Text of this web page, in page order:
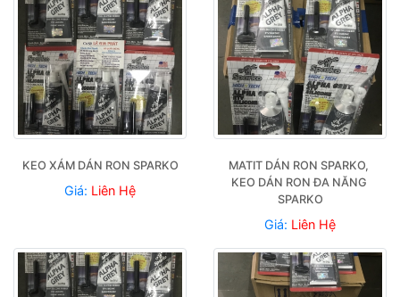
KEO XÁM DÁN RON SPARKO
Giá: Liên Hệ
MATIT DÁN RON SPARKO,
KEO DÁN RON ĐA NĂNG
SPARKO
Giá: Liên Hệ